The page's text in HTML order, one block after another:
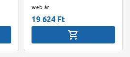
web ár
19 624 Ft